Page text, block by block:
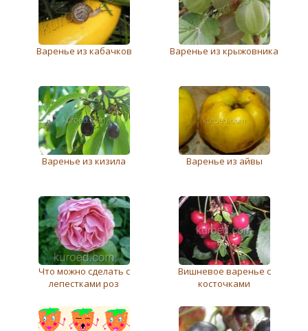
Варенье из кабачков Варенье из крыжовника
Варенье из кизила Варенье из айвы
Что можно сделать с
лепестками роз
Вишневое варенье с
косточками